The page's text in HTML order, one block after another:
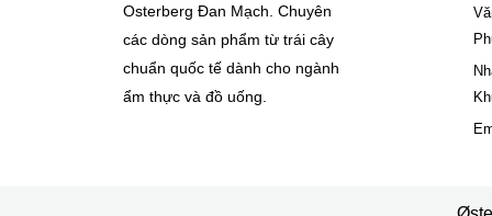
Osterberg Đan Mạch. Chuyên
các dòng sản phẩm từ trái cây
chuẩn quốc tế dành cho ngành
ẩm thực và đồ uống.